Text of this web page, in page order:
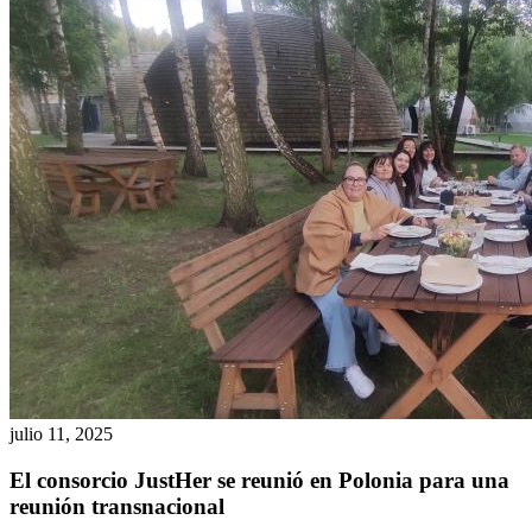
julio 11, 2025
El consorcio JustHer se reunió en Polonia para una
reunión transnacional